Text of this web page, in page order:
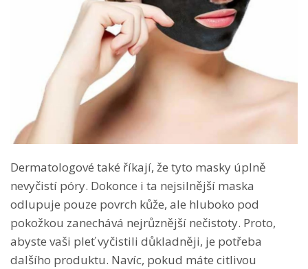
Dermatologové také říkají, že tyto masky úplně
nevyčistí póry. Dokonce i ta nejsilnější maska
odlupuje pouze povrch kůže, ale hluboko pod
pokožkou zanechává nejrůznější nečistoty. Proto,
abyste vaši pleť vyčistili důkladněji, je potřeba
dalšího produktu. Navíc, pokud máte citlivou